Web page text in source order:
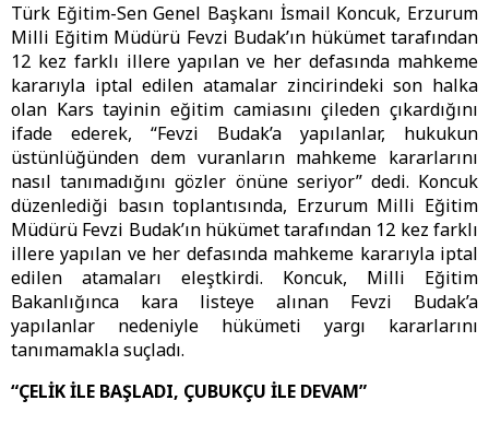
Türk Eğitim-Sen Genel Başkanı İsmail Koncuk, Erzurum
Milli Eğitim Müdürü Fevzi Budak’ın hükümet tarafından
12 kez farklı illere yapılan ve her defasında mahkeme
kararıyla iptal edilen atamalar zincirindeki son halka
olan Kars tayinin eğitim camiasını çileden çıkardığını
ifade ederek, “Fevzi Budak’a yapılanlar, hukukun
üstünlüğünden dem vuranların mahkeme kararlarını
nasıl tanımadığını gözler önüne seriyor” dedi. Koncuk
düzenlediği basın toplantısında, Erzurum Milli Eğitim
Müdürü Fevzi Budak’ın hükümet tarafından 12 kez farklı
illere yapılan ve her defasında mahkeme kararıyla iptal
edilen atamaları eleştkirdi. Koncuk, Milli Eğitim
Bakanlığınca kara listeye alınan Fevzi Budak’a
yapılanlar nedeniyle hükümeti yargı kararlarını
tanımamakla suçladı.
“ÇELİK İLE BAŞLADI, ÇUBUKÇU İLE DEVAM”